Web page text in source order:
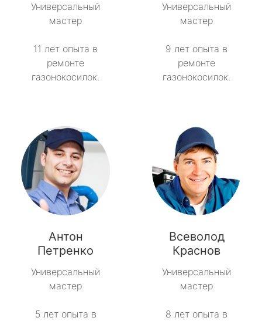
Универсальный
мастер
11 лет опыта в
ремонте
газонокосилок.
Универсальный
мастер
9 лет опыта в
ремонте
газонокосилок.
Антон
Петренко
Универсальный
мастер
5 лет опыта в
Всеволод
Краснов
Универсальный
мастер
8 лет опыта в